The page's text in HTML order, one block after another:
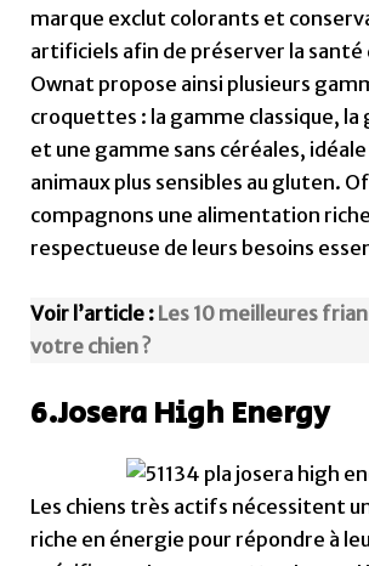
marque exclut colorants et
artificiels afin de préserver la santé
Ownat propose ainsi plusieurs
croquettes : la gamme classique,
et une gamme sans céréales,
animaux plus sensibles au gluten.
compagnons une alimentation
respectueuse de leurs besoins
Voir l’article : Les 10 meilleures
votre chien ?
6.Josera High Energy
Les chiens très actifs nécessitent
riche en énergie pour répondre à